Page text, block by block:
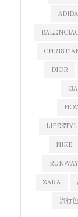
DIOR
NIKE
RUNWAY
ZARA
流行